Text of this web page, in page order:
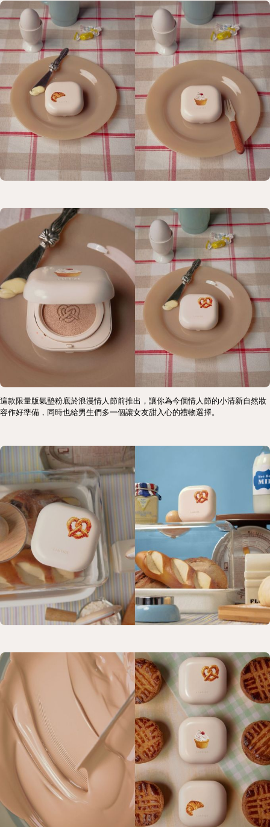
這款限量版氣墊粉底於浪漫情人節前推出，讓你為今個情人節的小清新自然妝
容作好準備，同時也給男生們多一個讓女友甜入心的禮物選擇。